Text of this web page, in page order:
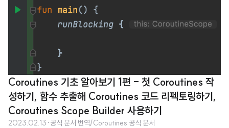
Coroutines 기초 알아보기 1편 - 첫 Coroutines 작
성하기, 함수 추출해 Coroutines 코드 리펙토링하기,
Coroutines Scope Builder 사용하기
2023.02.13 ·공식 문서 번역/Coroutines 공식 문서